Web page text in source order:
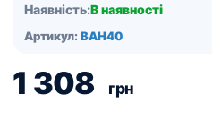
Наявність:В наявності
Артикул: BAH40
1 308 грн